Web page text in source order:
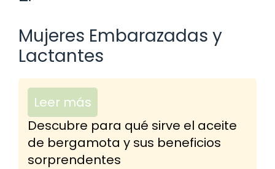
Mujeres Embarazadas y
Lactantes
Leer más
Descubre para qué sirve el aceite
de bergamota y sus beneficios
sorprendentes